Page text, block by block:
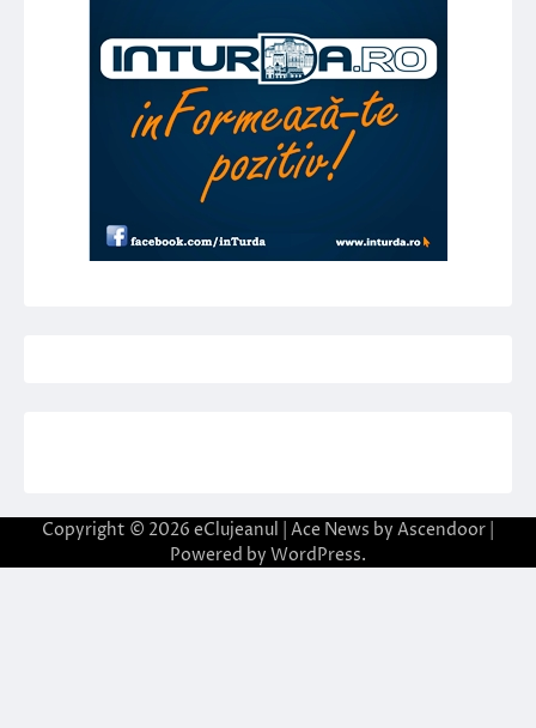
Copyright © 2026 eClujeanul | Ace News by Ascendoor
Powered by WordPress.